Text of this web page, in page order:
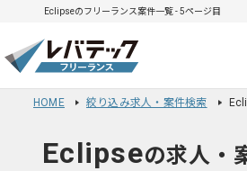
Eclipseのフリーランス案件一覧 - 5ページ目
HOME 絞り込み求人・案件検索
Eclipseの求人・